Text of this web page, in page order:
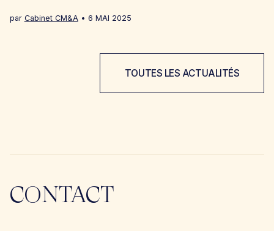
par Cabinet CM&A 6 MAI 2025
TOUTES LES ACTUALITÉS
CONTACT